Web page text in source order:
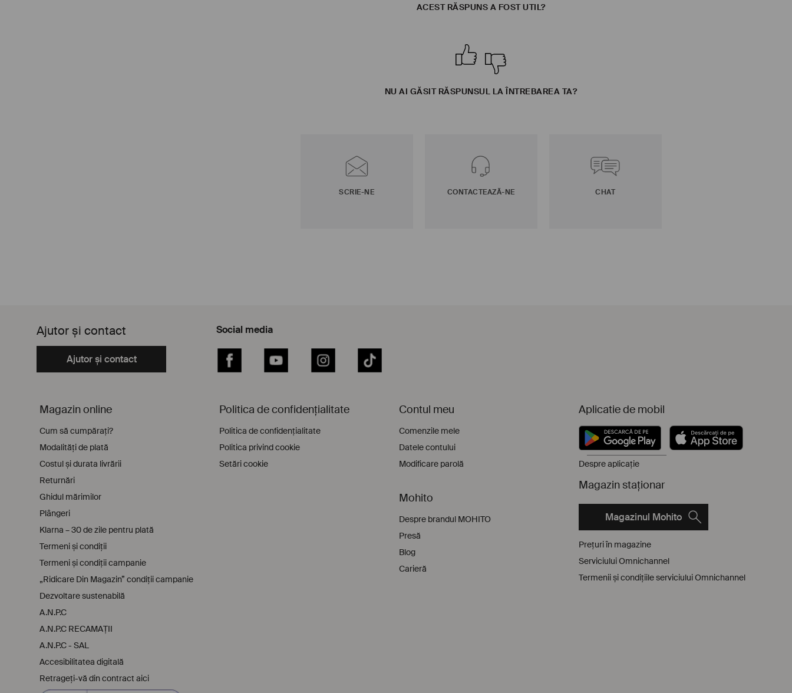
ACEST RĂSPUNS A FOST UTIL?
NU AI GĂSIT RĂSPUNSUL LA ÎNTREBAREA TA?
SCRIE-NE CONTACTEAZĂ-NE CHAT
Ajutor și contact
Ajutor și contact
Social media
Magazin online
Cum să cumpăraţi?
Modalităţi de plată
Costul şi durata livrării
Returnări
Ghidul mărimilor
Plângeri
Klarna – 30 de zile pentru plată
Termeni şi condiţii
Termeni și condiții campanie
„Ridicare Din Magazin” condiții campanie
Dezvoltare sustenabilă
A.N.P.C
A.N.P.C RECAMAȚII
A.N.P.C - SAL
Accesibilitatea digitală
Retrageți-vă din contract aici
Politica de confidențialitate
Politica de confidențialitate
Politica privind cookie
Setări cookie
Contul meu
Comenzile mele
Datele contului
Modificare parolă
Mohito
Despre brandul MOHITO
Presă
Blog
Carieră
Aplicatie de mobil
Despre aplicație
Magazin staţionar
Magazinul Mohito
Preţuri în magazine
Serviciului Omnichannel
Termenii și condițiile serviciului Omnichannel